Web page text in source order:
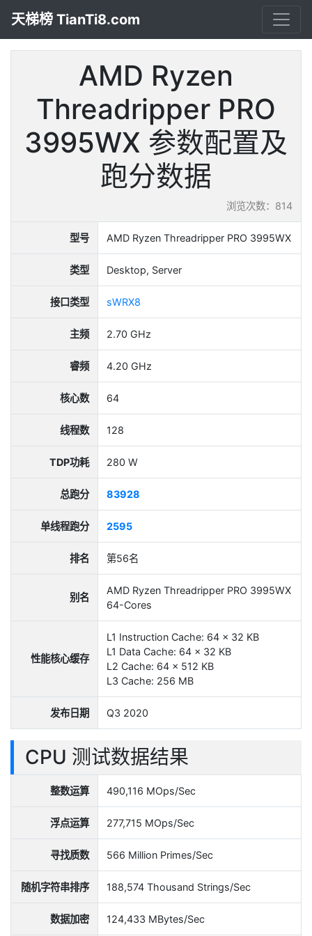
天梯榜 TianTi8.com
AMD Ryzen
Threadripper PRO
3995WX 参数配置及
跑分数据
浏览次数：814
型号 AMD Ryzen Threadripper PRO 3995WX
类型 Desktop, Server
接口类型 sWRX8
主频 2.70 GHz
睿频 4.20 GHz
核心数 64
线程数 128
TDP功耗 280 W
总跑分 83928
单线程跑分 2595
排名 第56名
别名
AMD Ryzen Threadripper PRO 3995WX
64-Cores
性能核心缓存
L1 Instruction Cache: 64 x 32 KB
L1 Data Cache: 64 x 32 KB
L2 Cache: 64 x 512 KB
L3 Cache: 256 MB
发布日期 Q3 2020
CPU 测试数据结果
整数运算 490,116 MOps/Sec
浮点运算 277,715 MOps/Sec
寻找质数 566 Million Primes/Sec
随机字符串排序 188,574 Thousand Strings/Sec
数据加密 124,433 MBytes/Sec